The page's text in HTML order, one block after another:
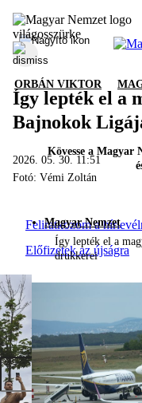
ORBÁN VIKTOR
Így lepték el a
Bajnokok
Fotó: Vémi Zoltán
2026. 05. 30. 11:51
Magyar Nemzet
Így lepték el a
drukkerei
Feliratkozom a
Kövesse a Magyar
Előfizetek az újságra
A Magyar
©